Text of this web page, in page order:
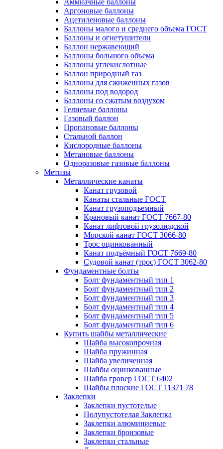
Аммиачные баллоны
Аргоновые баллоны
Ацетиленовые баллоны
Баллоны малого и среднего объема ГОСТ
Баллоны и огнетушители
Баллон нержавеющий
Баллоны большого объема
Баллоны углекислотные
Баллон природный газ
Баллоны для сжиженных газов
Баллоны под водород
Баллоны со сжатым воздухом
Гелиевые баллоны
Газовый баллон
Пропановые баллоны
Стальной баллон
Кислородные баллоны
Метановые баллоны
Одноразовые газовые баллоны
Метизы
Металлические канаты
Канат грузовой
Канаты стальные ГОСТ
Канат грузоподъемный
Крановый канат ГОСТ 7667-80
Канат лифтовой грузолюдской
Морской канат ГОСТ 3066-80
Трос оцинкованный
Канат подъёмный ГОСТ 7669-80
Судовой канат (трос) ГОСТ 3062-80
Фундаментные болты
Болт фундаментный тип 1
Болт фундаментный тип 2
Болт фундаментный тип 3
Болт фундаментный тип 4
Болт фундаментный тип 5
Болт фундаментный тип 6
Купить шайбы металлические
Шайба высокопрочная
Шайба пружинная
Шайба увеличенная
Шайбы оцинкованные
Шайба гровер ГОСТ 6402
Шайбы плоские ГОСТ 11371 78
Заклепки
Заклепки пустотелые
Полупустотелая Заклепка
Заклепки алюминиевые
Заклепки бронзовые
Заклепки стальные